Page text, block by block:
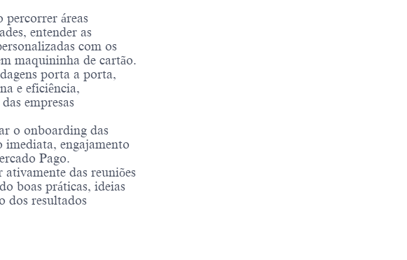
percorrer áreas
entender as
com os
maquininha de cartão.
porta a porta,
e eficiência,
empresas
o onboarding das
imediata, engajamento
Pago.
das reuniões
boas práticas, ideias
dos resultados